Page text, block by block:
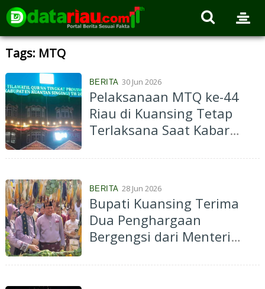
Tags: MTQ
BERITA 30 Jun 2026
Pelaksanaan MTQ ke-44
Riau di Kuansing Tetap
Terlaksana Saat Kabar
BERITA 28 Jun 2026
Bupati Kuansing Terima
Dua Penghargaan
Bergengsi dari Menteri
Provinsi Riau